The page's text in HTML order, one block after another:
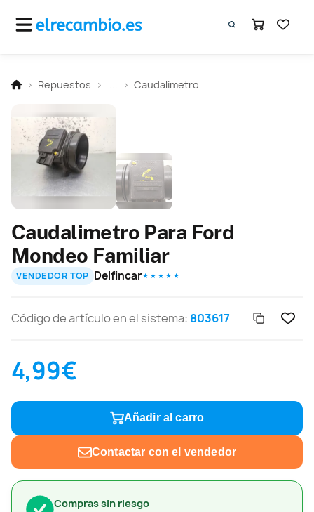
Repuestos Caudalimetro
Compras sin riesgo
Caudalimetro Para Ford
Mondeo Familiar
VENDEDOR TOP Delfincar★ ★ ★ ★ ★
Código de artículo en el sistema: 803617
4,99€
Añadir al carro
Contactar con el vendedor